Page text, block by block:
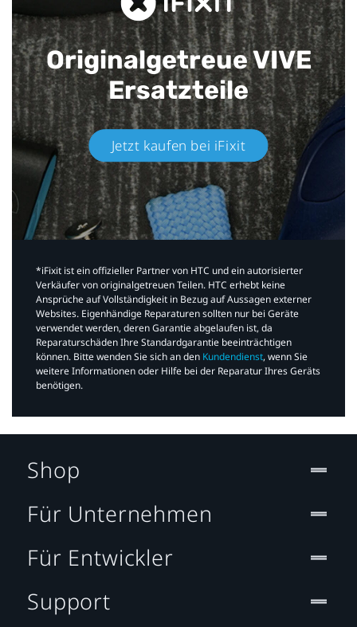
Originalgetreue VIVE
Ersatzteile
Jetzt kaufen bei iFixit​
*iFixit ist ein offizieller Partner von HTC und ein autorisierter
Verkäufer von originalgetreuen Teilen. HTC erhebt keine
Ansprüche auf Vollständigkeit in Bezug auf Aussagen externer
Websites. Eigenhändige Reparaturen sollten nur bei Geräte
verwendet werden, deren Garantie abgelaufen ist, da
Reparaturschäden Ihre Standardgarantie beeinträchtigen
können. Bitte wenden Sie sich an den Kundendienst, wenn Sie
weitere Informationen oder Hilfe bei der Reparatur Ihres Geräts
benötigen.​
Shop
Für Unternehmen
Für Entwickler
Support